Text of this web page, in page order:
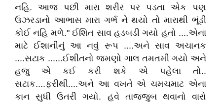
નહિ. આજ પછી મારા શરીર પર પડતા એક પણ
ઉઝરડાનો આભાસ મારા ગર્ભ ને થયો તો મારાથી ભૂંડી
કોઈ નહિ મળે." ઈશિત સાવ હડબડી ગયો હતો ....એના
માટે ઈશાનીનું આ નવું રૂપ ....અને સાવ અચાનક
....સટાક ......ઈશીતનો જમણો ગાલ તમતમી ગયો અને
હજુ એ કઈ કરી શકે એ પહેલા તો..
સટાક....ફરીથી....અને આ વખતે એ ચમચમાટ એના
કાન સુધી ઉતરી ગયો. હવે તાજ્જુબ થવાનો વારો